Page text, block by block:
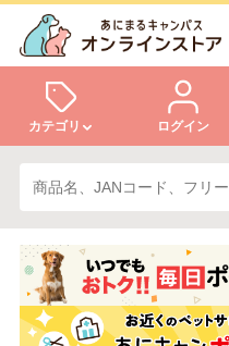
カテゴリ
犬
小動物・鳥
ログイン
ログイン
会員登録
あにまるキャンパスにつ